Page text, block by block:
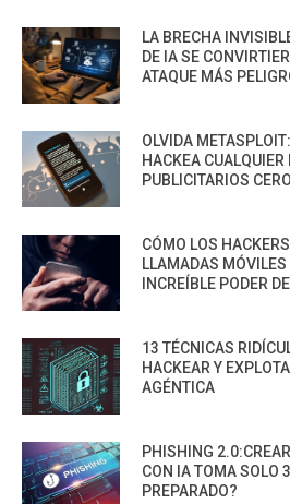
LA BRECHA
DE IA SE
ATAQUE MÁS
OLVIDA
HACKEA
PUBLICITARIOS
CÓMO LOS
LLAMADAS MÓVILES
INCREÍBLE PODER
13 TÉCNICAS
HACKEAR Y
AGÉNTICA
PHISHING
CON IA TOMA SOLO
PREPARADO?